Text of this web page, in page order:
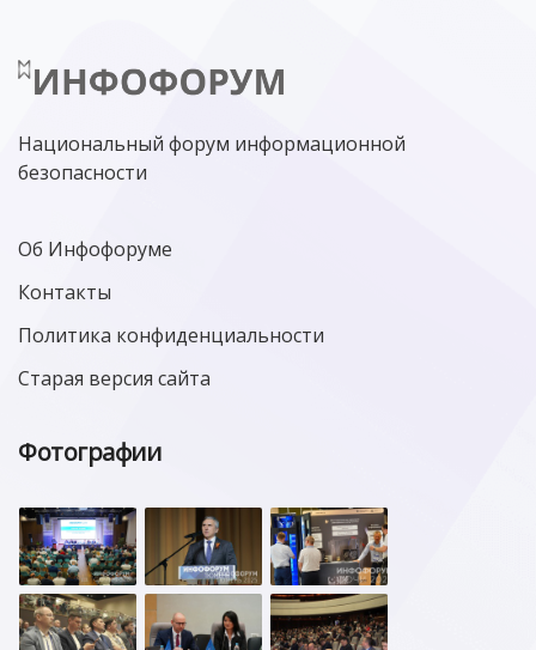
Национальный форум информационной
безопасности
Об Инфофоруме
Контакты
Политика конфиденциальности
Старая версия сайта
Фотографии